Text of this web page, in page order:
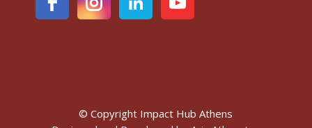
© Copyright Impact Hub Athens